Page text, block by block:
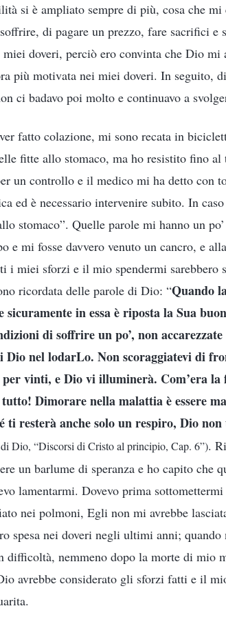
si è ampliato sempre di più, cosa che
di pagare un prezzo, fare sacrifici e
doveri, perciò ero convinta che Dio mi
più motivata nei miei doveri. In seguito,
ci badavo poi molto e continuavo a
fatto colazione, mi sono recata in
fitte allo stomaco, ma ho resistito fino
un controllo e il medico mi ha detto con
ed è necessario intervenire subito. In
stomaco”. Quelle parole mi hanno un
e mi fosse davvero venuto un cancro, e
i miei sforzi e il mio spendermi sarebbero
ricordata delle parole di Dio: “Quando
sicuramente in essa è riposta la Sua
di soffrire un po’, non
Dio nel lodarLo. Non scoraggiatevi di
vinti, e Dio vi illuminerà. Com’era la
Dimorare nella malattia è essere
ti resterà anche solo un respiro, Dio
di Dio, “Discorsi di Cristo al principio, Cap. 6”).
un barlume di speranza e ho capito che
lamentarmi. Dovevo prima
nei polmoni, Egli non mi avrebbe
spesa nei doveri negli ultimi anni;
difficoltà, nemmeno dopo la morte di mio
avrebbe considerato gli sforzi fatti e il